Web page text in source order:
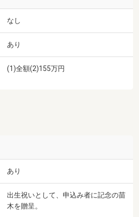
なし
あり
(1)全額(2)155万円
あり
出生祝いとして、申込み者に記念の苗
木を贈呈。